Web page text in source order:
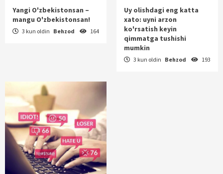
Yangi O'zbekistonsan –
mangu O'zbekistonsan!
3 kun oldin Behzod 164
Uy olishdagi eng katta
xato: uyni arzon
ko'rsatish keyin
qimmatga tushishi
mumkin
3 kun oldin Behzod 193